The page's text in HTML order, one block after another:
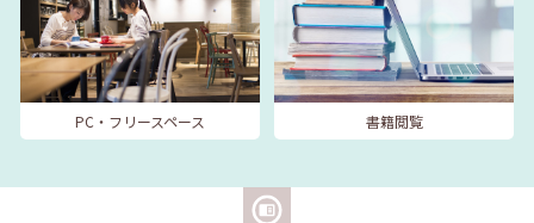
PC・フリースペース 書籍閲覧